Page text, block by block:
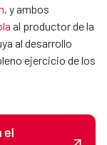
, y ambos
al productor de la
al desarrollo
ejercicio de los
el